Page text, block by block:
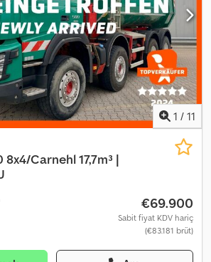
ABS ? Yol bilgisayarı ? Diferansiyel kilidi ?
? Çok fonksiyonlu direksiyon ? 50
camlar ? Elektrikli ve ısıtmalı aynalar ?
? Koltuk ısıtması ? Hava kornası Tüm
/ Satışa sunulmadan önce değişiklik
1 / 11
8x4/Carnehl 17,7m³ |
€69.900
Sabit fiyat KDV hariç
(€83.181 brüt)